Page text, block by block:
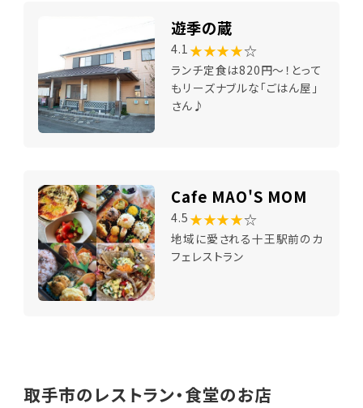
遊季の蔵
4.1 ★★★★☆
ランチ定食は820円～！とって
もリーズナブルな「ごはん屋」
さん♪
Cafe MAO'S MOM
4.5 ★★★★☆
地域に愛される十王駅前のカ
フェレストラン
取手市のレストラン・食堂のお店